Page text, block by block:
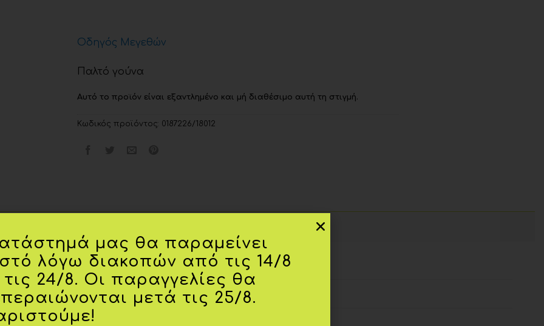
Οδηγός Μεγεθών
Παλτό γούνα
Αυτό το προϊόν είναι εξαντλημένο και μή διαθέσιμο αυτή τη στιγμή.
Κωδικός προϊόντος: 0187226/18012
, 04 ετών,05 ετών
μας θα παραμείνει
λόγω διακοπών από τις 14/8
24/8. Οι παραγγελίες θα
μετά τις 25/8.